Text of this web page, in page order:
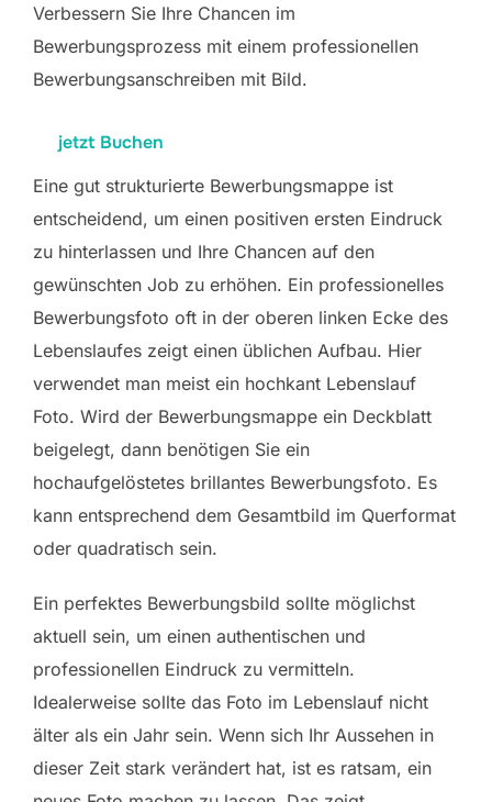
Verbessern Sie Ihre Chancen im
Bewerbungsprozess mit einem professionellen
Bewerbungsanschreiben mit Bild.
jetzt Buchen
Eine gut strukturierte Bewerbungsmappe ist
entscheidend, um einen positiven ersten Eindruck
zu hinterlassen und Ihre Chancen auf den
gewünschten Job zu erhöhen. Ein professionelles
Bewerbungsfoto oft in der oberen linken Ecke des
Lebenslaufes zeigt einen üblichen Aufbau. Hier
verwendet man meist ein hochkant Lebenslauf
Foto. Wird der Bewerbungsmappe ein Deckblatt
beigelegt, dann benötigen Sie ein
hochaufgelöstetes brillantes Bewerbungsfoto. Es
kann entsprechend dem Gesamtbild im Querformat
oder quadratisch sein.
Ein perfektes Bewerbungsbild sollte möglichst
aktuell sein, um einen authentischen und
professionellen Eindruck zu vermitteln.
Idealerweise sollte das Foto im Lebenslauf nicht
älter als ein Jahr sein. Wenn sich Ihr Aussehen in
dieser Zeit stark verändert hat, ist es ratsam, ein